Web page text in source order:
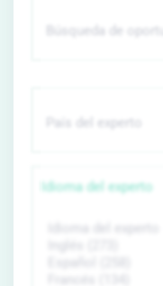
Idioma del experto